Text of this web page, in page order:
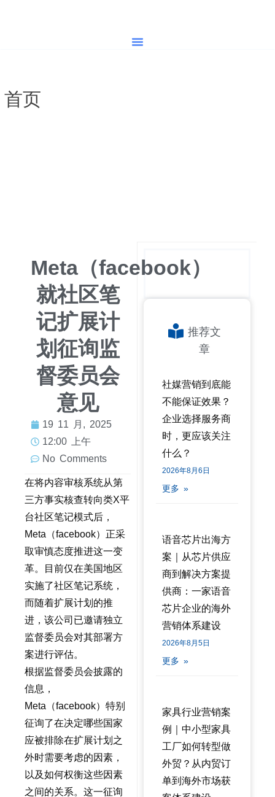
首页
Meta（facebook）
就社区笔
记扩展计
划征询监
督委员会
意见
19 11 月, 2025
12:00 上午
No Comments
在将内容审核系统从第
三方事实核查转向类X平
台社区笔记模式后，
Meta（facebook）正采
取审慎态度推进这一变
革。目前仅在美国地区
实施了社区笔记系统，
而随着扩展计划的推
进，该公司已邀请独立
监督委员会对其部署方
案进行评估。
根据监督委员会披露的
信息，
Meta（facebook）特别
征询了在决定哪些国家
应被排除在扩展计划之
外时需要考虑的因素，
以及如何权衡这些因素
之间的关系。这一征询
推荐文
章
社媒营销到底能
不能保证效果？
企业选择服务商
时，更应该关注
什么？
2026年8月6日
更多 »
语音芯片出海方
案｜从芯片供应
商到解决方案提
供商：一家语音
芯片企业的海外
营销体系建设
2026年8月5日
更多 »
家具行业营销案
例｜中小型家具
工厂如何转型做
外贸？从内贸订
单到海外市场获